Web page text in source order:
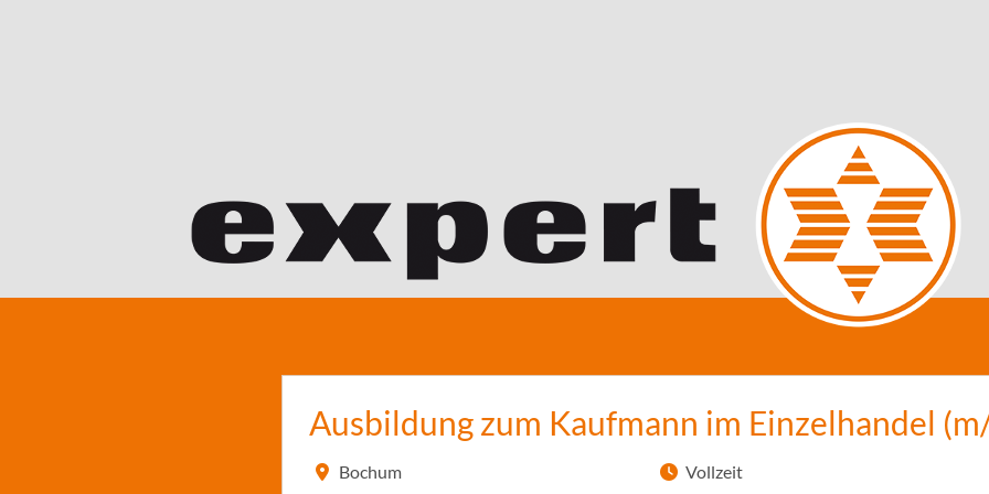
Ausbildung zum Kaufmann im Einzelhandel
Bochum
Vollzeit